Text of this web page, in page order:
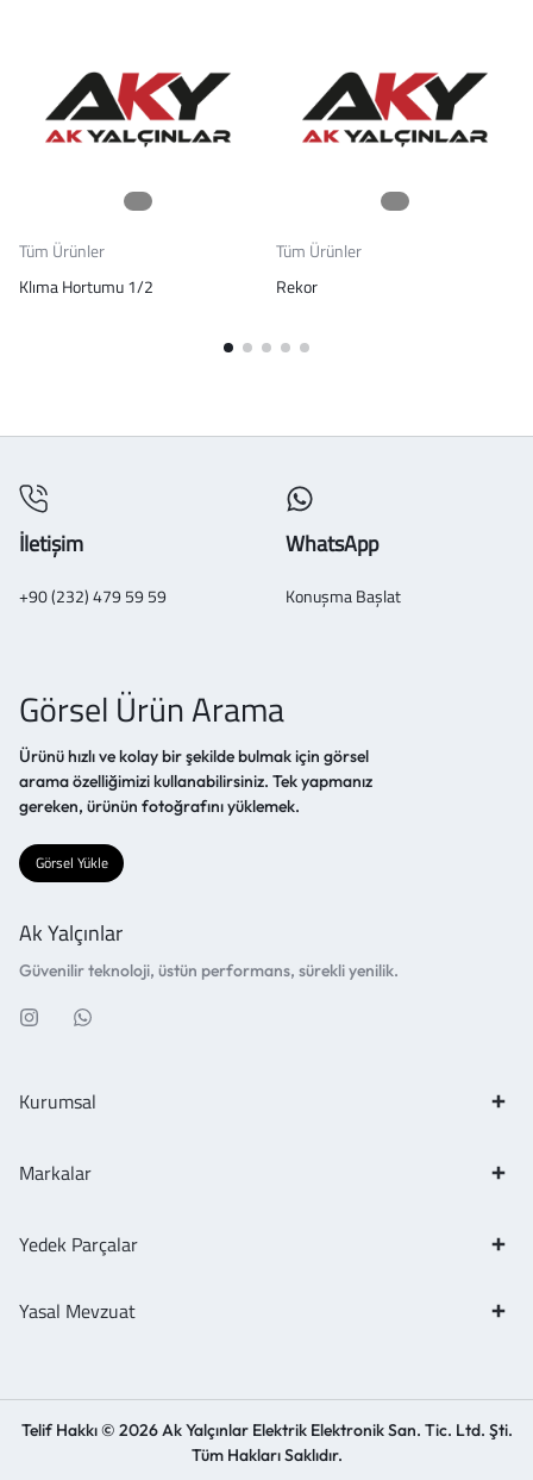
Tüm Ürünler
Klıma Hortumu 1/2
Tüm Ürünler
Rekor
İletişim
+90 (232) 479 59 59
WhatsApp
Konuşma Başlat
Görsel Ürün Arama
Ürünü hızlı ve kolay bir şekilde bulmak için görsel
arama özelliğimizi kullanabilirsiniz. Tek yapmanız
gereken, ürünün fotoğrafını yüklemek.
Görsel Yükle
Ak Yalçınlar
Güvenilir teknoloji, üstün performans, sürekli yenilik.
Kurumsal
Markalar
Yedek Parçalar
Yasal Mevzuat
Telif Hakkı © 2026 Ak Yalçınlar Elektrik Elektronik San. Tic. Ltd. Şti.
Tüm Hakları Saklıdır.